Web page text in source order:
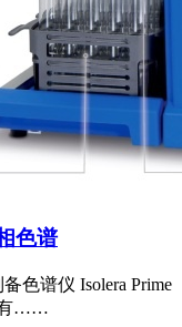
色谱
色谱仪 Isolera Prime
有……